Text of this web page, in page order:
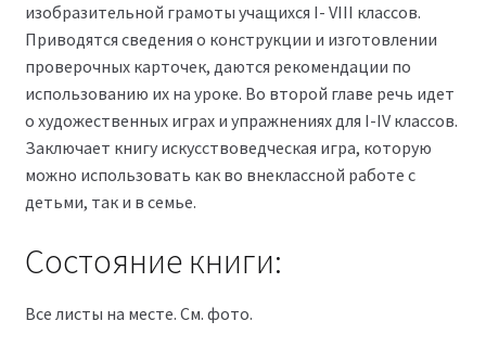
изобразительной грамоты учащихся I- VIII классов.
Приводятся сведения о конструкции и изготовлении
проверочных карточек, даются рекомендации по
использованию их на уроке. Во второй главе речь идет
о художественных играх и упражнениях для I-IV классов.
Заключает книгу искусствоведческая игра, которую
можно использовать как во внеклассной работе с
детьми, так и в семье.
Состояние книги:
Все листы на месте. См. фото.